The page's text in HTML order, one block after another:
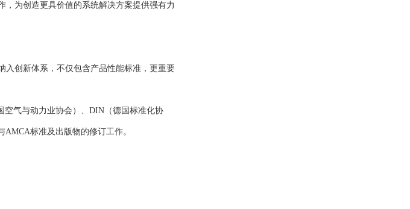
为创造更具价值的系统解决方案提供强有力
入创新体系，不仅包含产品性能标准，更重要
气与动力业协会）、DIN（德国标准化协
标准及出版物的修订工作。